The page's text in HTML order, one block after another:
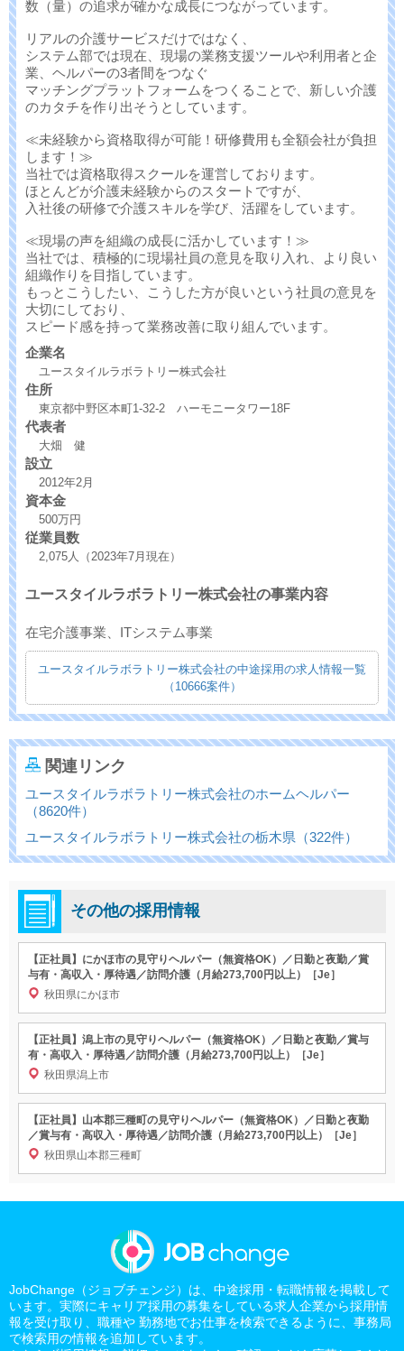
数（量）の追求が確かな成長につながっています。
リアルの介護サービスだけではなく、
システム部では現在、現場の業務支援ツールや利用者と企
業、ヘルパーの3者間をつなぐ
マッチングプラットフォームをつくることで、新しい介護
のカタチを作り出そうとしています。
≪未経験から資格取得が可能！研修費用も全額会社が負担
します！≫
当社では資格取得スクールを運営しております。
ほとんどが介護未経験からのスタートですが、
入社後の研修で介護スキルを学び、活躍をしています。
≪現場の声を組織の成長に活かしています！≫
当社では、積極的に現場社員の意見を取り入れ、より良い
組織作りを目指しています。
もっとこうしたい、こうした方が良いという社員の意見を
大切にしており、
スピード感を持って業務改善に取り組んでいます。
企業名
ユースタイルラボラトリー株式会社
住所
東京都中野区本町1-32-2 ハーモニータワー18F
代表者
大畑 健
設立
2012年2月
資本金
500万円
従業員数
2,075人（2023年7月現在）
ユースタイルラボラトリー株式会社の事業内容
在宅介護事業、ITシステム事業
ユースタイルラボラトリー株式会社の中途採用の求人情報一覧
（10666案件）
関連リンク
ユースタイルラボラトリー株式会社のホームヘルパー
（8620件）
ユースタイルラボラトリー株式会社の栃木県（322件）
その他の採用情報
【正社員】にかほ市の見守りヘルパー（無資格OK）／日勤と夜勤／賞
与有・高収入・厚待遇／訪問介護（月給273,700円以上）［Je］
秋田県にかほ市
【正社員】潟上市の見守りヘルパー（無資格OK）／日勤と夜勤／賞与
有・高収入・厚待遇／訪問介護（月給273,700円以上）［Je］
秋田県潟上市
【正社員】山本郡三種町の見守りヘルパー（無資格OK）／日勤と夜勤
／賞与有・高収入・厚待遇／訪問介護（月給273,700円以上）［Je］
秋田県山本郡三種町
JobChange（ジョブチェンジ）は、中途採用・転職情報を掲載して
います。実際にキャリア採用の募集をしている求人企業から採用情
報を受け取り、職種や 勤務地でお仕事を検索できるように、事務局
で検索用の情報を追加しています。